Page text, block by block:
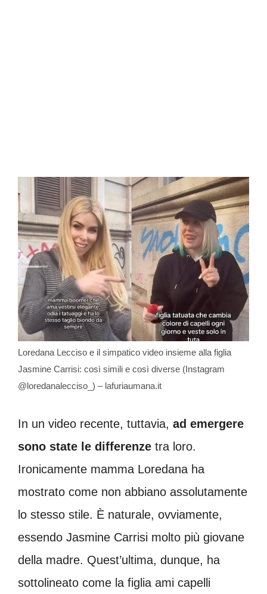
Loredana Lecciso e il simpatico video insieme alla figlia
Jasmine Carrisi: così simili e così diverse (Instagram
@loredanalecciso_) – lafuriaumana.it
In un video recente, tuttavia, ad emergere
sono state le differenze tra loro.
Ironicamente mamma Loredana ha
mostrato come non abbiano assolutamente
lo stesso stile. È naturale, ovviamente,
essendo Jasmine Carrisi molto più giovane
della madre. Quest’ultima, dunque, ha
sottolineato come la figlia ami capelli